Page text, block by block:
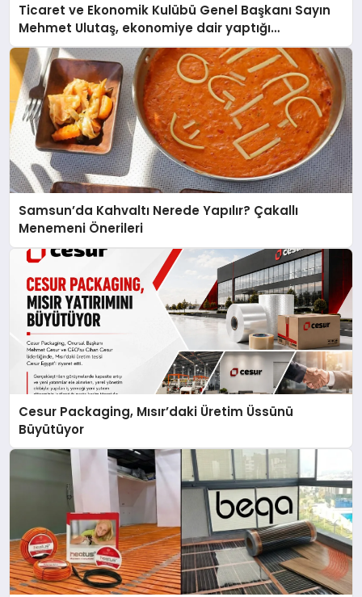
Ticaret ve Ekonomik Kulübü Genel Başkanı Sayın
Mehmet Ulutaş, ekonomiye dair yaptığı
açıklamada şunları kaydetti:
Samsun’da Kahvaltı Nerede Yapılır? Çakallı
Menemeni Önerileri
Cesur Packaging, Mısır’daki Üretim Üssünü
Büyütüyor